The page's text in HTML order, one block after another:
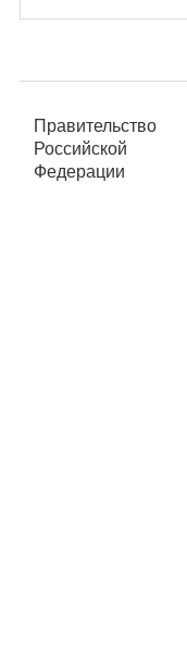
Правительство
Российской
Федерации